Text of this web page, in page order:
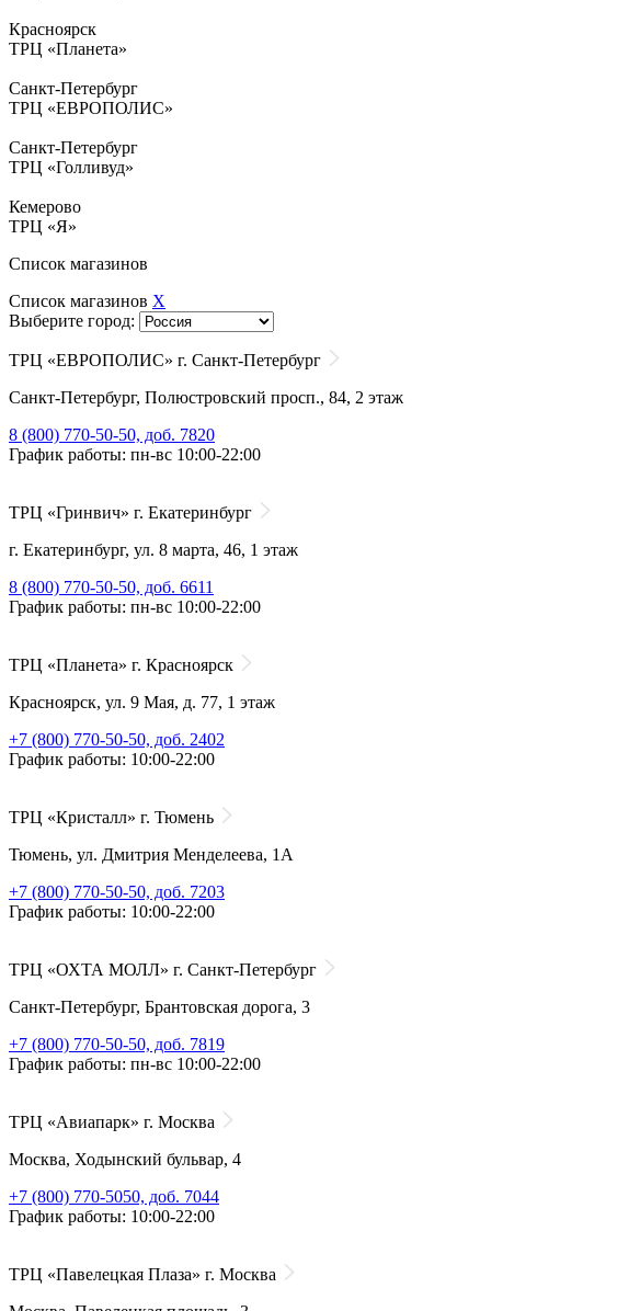
Красноярск
ТРЦ «Планета»
Санкт-Петербург
ТРЦ «ЕВРОПОЛИС»
Санкт-Петербург
ТРЦ «Голливуд»
Кемерово
ТРЦ «Я»
Список магазинов
Список магазинов X
Выберите город:
ТРЦ «ЕВРОПОЛИС» г. Санкт-Петербург
Санкт-Петербург, Полюстровский просп., 84, 2 этаж
8 (800) 770-50-50, доб. 7820
График работы: пн-вс 10:00-22:00
ТРЦ «Гринвич» г. Екатеринбург
г. Екатеринбург, ул. 8 марта, 46, 1 этаж
8 (800) 770-50-50, доб. 6611
График работы: пн-вс 10:00-22:00
ТРЦ «Планета» г. Красноярск
Красноярск, ул. 9 Мая, д. 77, 1 этаж
+7 (800) 770-50-50, доб. 2402
График работы: 10:00-22:00
ТРЦ «Кристалл» г. Тюмень
Тюмень, ул. Дмитрия Менделеева, 1А
+7 (800) 770-50-50, доб. 7203
График работы: 10:00-22:00
ТРЦ «ОХТА МОЛЛ» г. Санкт-Петербург
Санкт-Петербург, Брантовская дорога, 3
+7 (800) 770-50-50, доб. 7819
График работы: пн-вс 10:00-22:00
ТРЦ «Авиапарк» г. Москва
Москва, Ходынский бульвар, 4
+7 (800) 770-5050, доб. 7044
График работы: 10:00-22:00
ТРЦ «Павелецкая Плаза» г. Москва